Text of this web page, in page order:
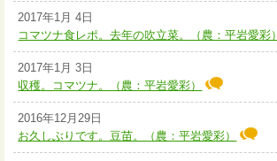
2017年1月 4日
コマツナ食レポ。去年の吹立菜。（農：平岩愛彩）
2017年1月 3日
収穫。コマツナ。（農：平岩愛彩）
2016年12月29日
お久しぶりです。豆苗。（農：平岩愛彩）